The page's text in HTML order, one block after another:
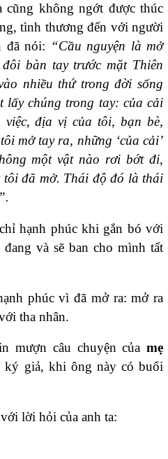
cũng không ngớt được thúc
tình thương đến với người
đã nói: “Cầu nguyện là mở
bàn tay trước mặt Thiên
nhiều thứ trong đời sống
lấy chúng trong tay: của cải
địa vị của tôi, bạn bè,
mở tay ra, những ‘của cải’
một vật nào rơi bớt đi,
đã mở. Thái độ đó là thái
hạnh phúc khi gắn bó với
và sẽ ban cho mình tất
phúc vì đã mở ra: mở ra
tha nhân.
mượn câu chuyện của mẹ
ký giả, khi ông này có buổi
lời hỏi của anh ta: